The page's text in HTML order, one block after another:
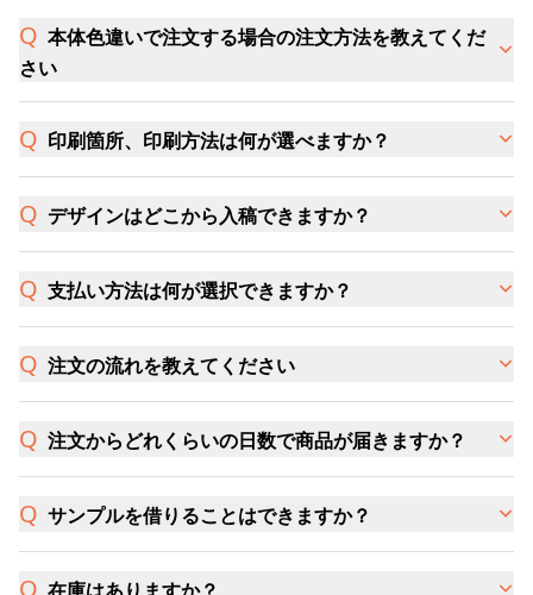
本体色違いで注文する場合の注文方法を教えてくだ
さい
印刷箇所、印刷方法は何が選べますか？
デザインはどこから入稿できますか？
支払い方法は何が選択できますか？
注文の流れを教えてください
注文からどれくらいの日数で商品が届きますか？
サンプルを借りることはできますか？